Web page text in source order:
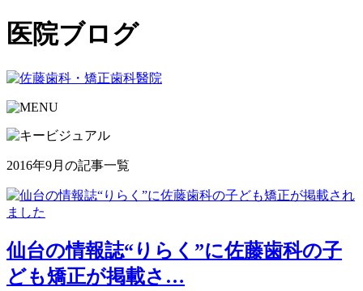
医院ブログ
2016年9月の記事一覧
仙台の情報誌“りらく”に佐藤歯科の子
ども矯正が掲載さ…